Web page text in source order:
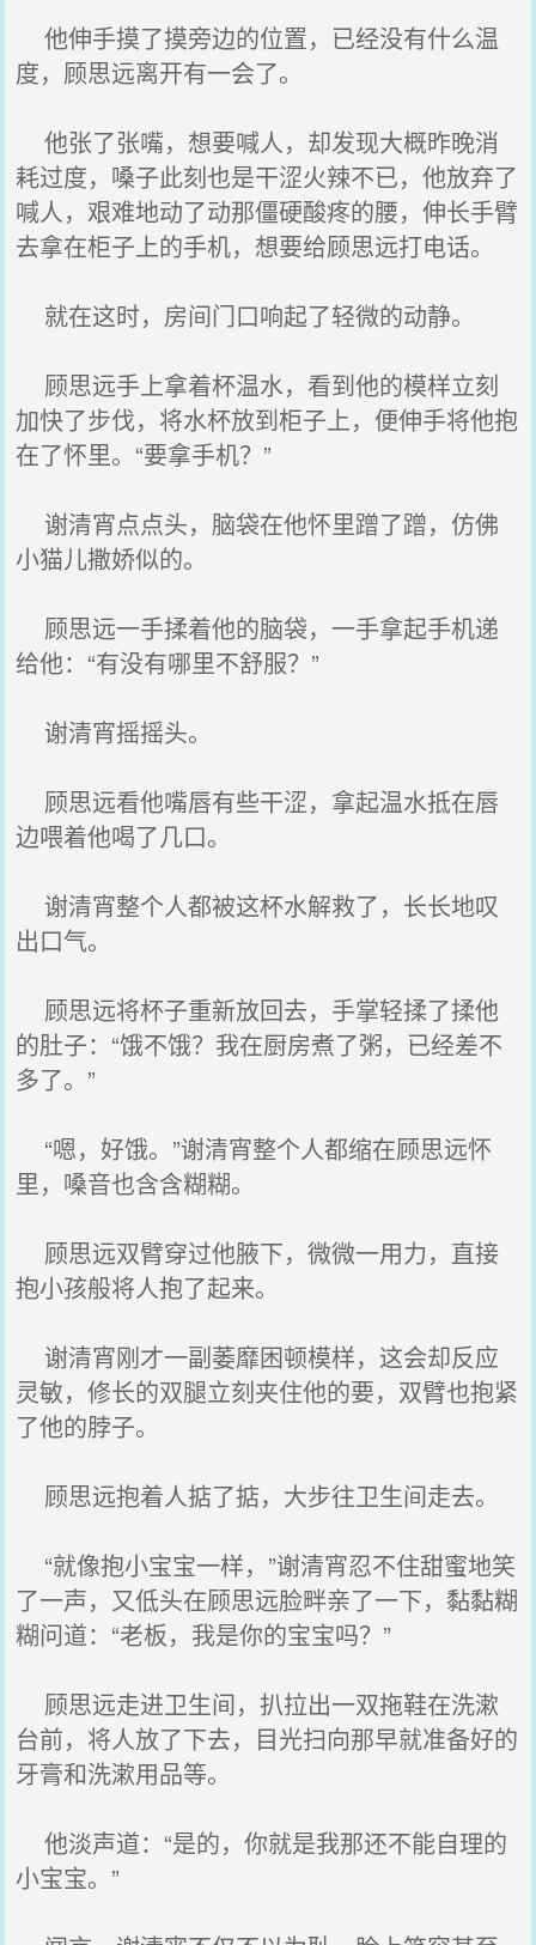
他伸手摸了摸旁边的位置，已经没有什么温
度，顾思远离开有一会了。
他张了张嘴，想要喊人，却发现大概昨晚消
耗过度，嗓子此刻也是干涩火辣不已，他放弃了
喊人，艰难地动了动那僵硬酸疼的腰，伸长手臂
去拿在柜子上的手机，想要给顾思远打电话。
就在这时，房间门口响起了轻微的动静。
顾思远手上拿着杯温水，看到他的模样立刻
加快了步伐，将水杯放到柜子上，便伸手将他抱
在了怀里。“要拿手机？”
谢清宵点点头，脑袋在他怀里蹭了蹭，仿佛
小猫儿撒娇似的。
顾思远一手揉着他的脑袋，一手拿起手机递
给他：“有没有哪里不舒服？”
谢清宵摇摇头。
顾思远看他嘴唇有些干涩，拿起温水抵在唇
边喂着他喝了几口。
谢清宵整个人都被这杯水解救了，长长地叹
出口气。
顾思远将杯子重新放回去，手掌轻揉了揉他
的肚子：“饿不饿？我在厨房煮了粥，已经差不
多了。”
“嗯，好饿。”谢清宵整个人都缩在顾思远怀
里，嗓音也含含糊糊。
顾思远双臂穿过他腋下，微微一用力，直接
抱小孩般将人抱了起来。
谢清宵刚才一副萎靡困顿模样，这会却反应
灵敏，修长的双腿立刻夹住他的要，双臂也抱紧
了他的脖子。
顾思远抱着人掂了掂，大步往卫生间走去。
“就像抱小宝宝一样，”谢清宵忍不住甜蜜地笑
了一声，又低头在顾思远脸畔亲了一下，黏黏糊
糊问道：“老板，我是你的宝宝吗？”
顾思远走进卫生间，扒拉出一双拖鞋在洗漱
台前，将人放了下去，目光扫向那早就准备好的
牙膏和洗漱用品等。
他淡声道：“是的，你就是我那还不能自理的
小宝宝。”